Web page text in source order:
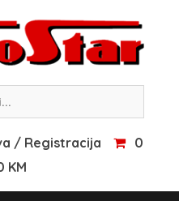
/ Registracija
0
KM